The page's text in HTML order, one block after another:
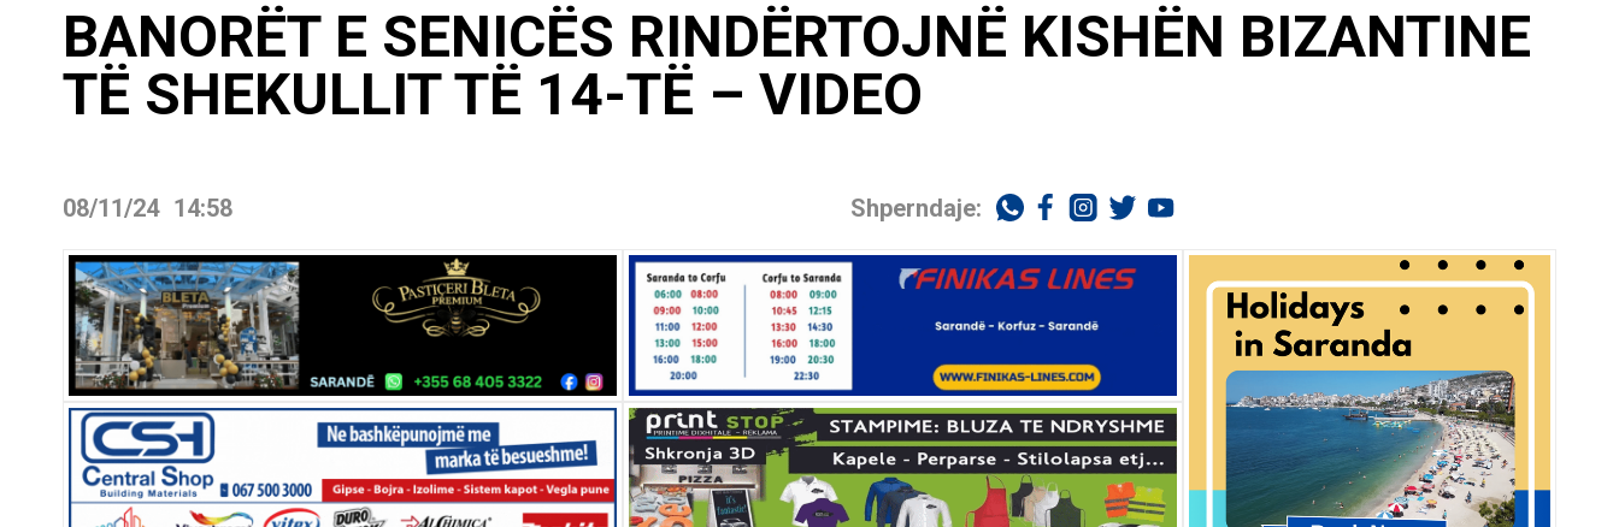
BANORËT E SENICËS RINDËRTOJNË KISHËN BIZANTINE
TË SHEKULLIT TË 14-TË – VIDEO
08/11/24 14:58 Shperndaje: